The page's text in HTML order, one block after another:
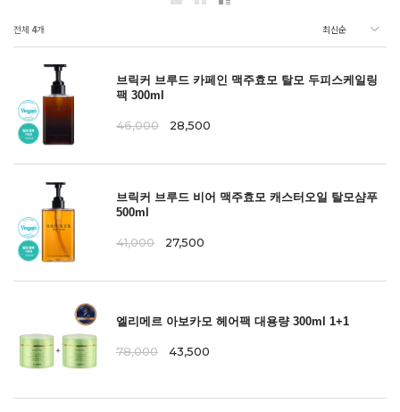
전체 4개
브릭커 브루드 카페인 맥주효모 탈모 두피스케일링
팩 300ml
46,000 28,500
브릭커 브루드 비어 맥주효모 캐스터오일 탈모샴푸
500ml
41,000 27,500
엘리메르 아보카모 헤어팩 대용량 300ml 1+1
78,000 43,500